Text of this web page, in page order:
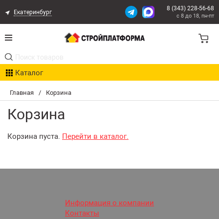
Главная / Корзина
Корзина
Корзина пуста. Перейти в каталог.
Екатеринбург
8 (343) 228-56-68
с 8 до 18, пн-пт
Каталог
Акции
Расчет доставки
Организациям
Оплата и ДоставкаИнформация о компании
Контакты